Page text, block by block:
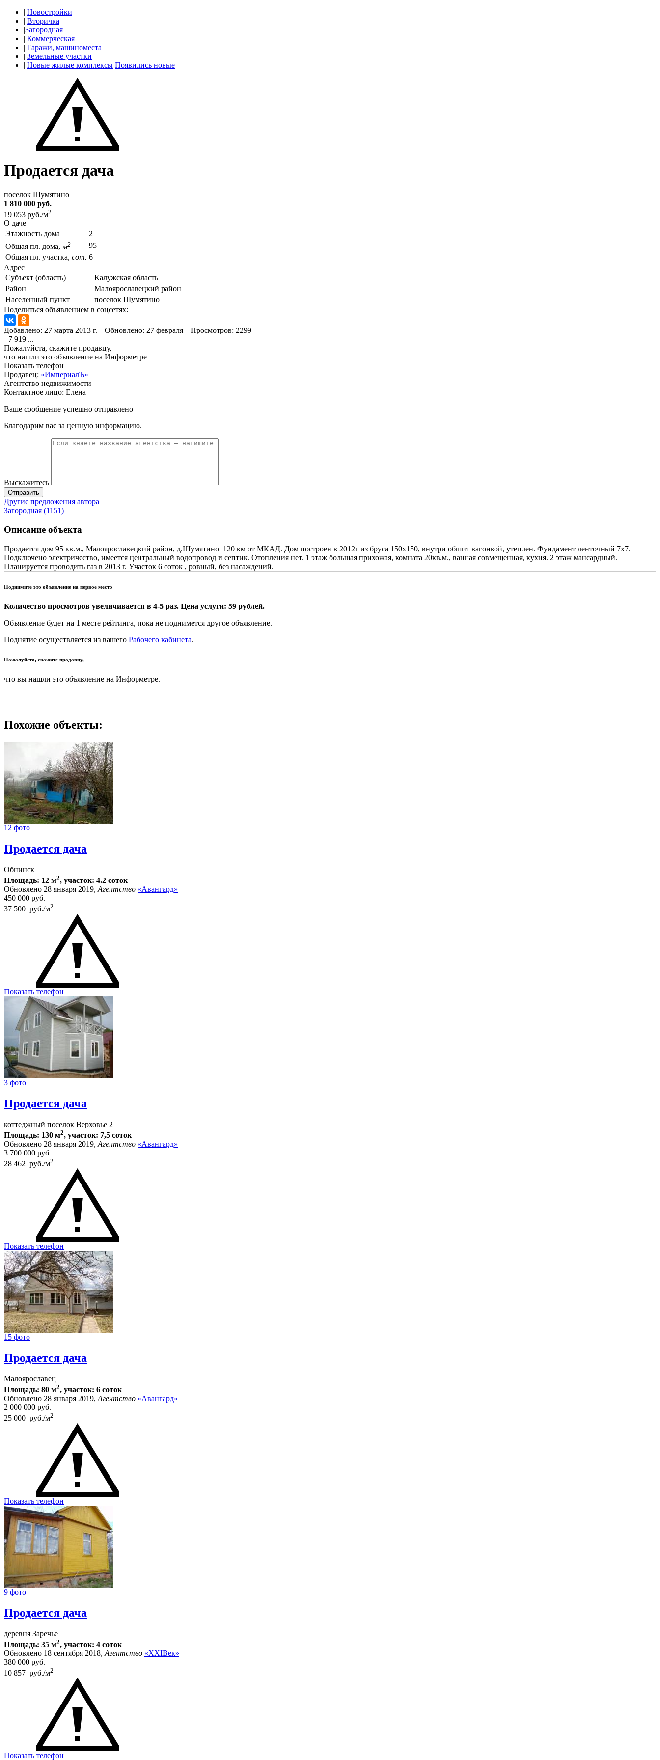
| Новостройки
| Вторичка
|Загородная
| Коммерческая
| Гаражи, машиноместа
| Земельные участки
| Новые жилые комплексы Появились новые
Продается дача
поселок Шумятино
1 810 000 руб.
19 053 руб./м2
О даче
Этажность дома
2
Общая пл. дома, м2
95
Общая пл. участка, сот. 6
Адрес
Субъект (область)
Калужская область
Район
Малоярославецкий район
Населенный пункт
поселок Шумятино
Поделиться объявлением в соцсетях:
Добавлено: 27 марта 2013 г. | Обновлено: 27 февраля | Просмотров: 2299
+7 919 ...
Пожалуйста, скажите продавцу,
что нашли это объявление на Информетре
Показать телефон
Продавец: «ИмпериалЪ»
Агентство недвижимости
Контактное лицо: Елена
Ваше сообщение успешно отправлено
Благодарим вас за ценную информацию.
Выскажитесь
Отправить
Другие предложения автора
Загородная (1151)
Описание объекта
Продается дом 95 кв.м., Малоярославецкий район, д.Шумятино, 120 км от МКАД. Дом построен в 2012г из бруса 150х150, внутри обшит вагонкой, утеплен. Фундамент ленточный 7х7.
Подключено электричество, имеется центральный водопровод и септик. Отопления нет. 1 этаж большая прихожая, комната 20кв.м., ванная совмещенная, кухня. 2 этаж мансардный.
Планируется проводить газ в 2013 г. Участок 6 соток , ровный, без насаждений.
Поднимите это объявление на первое место
Количество просмотров увеличивается в 4-5 раз. Цена услуги: 59 рублей.
Объявление будет на 1 месте рейтинга, пока не поднимется другое объявление.
Поднятие осуществляется из вашего Рабочего кабинета.
Пожалуйста, скажите продавцу,
что вы нашли это объявление на Информетре.
Похожие объекты:
12 фото
Продается дача
Обнинск
Площадь: 12 м2, участок: 4.2 соток
Обновлено 28 января 2019,Агентство «Авангард»
450 000 руб.
37 500 руб./м2
Показать телефон
3 фото
Продается дача
коттеджный поселок Верховье 2
Площадь: 130 м2, участок: 7,5 соток
Обновлено 28 января 2019, Агентство «Авангард»
3 700 000 руб.
28 462 руб./м2
Показать телефон
15 фото
Продается дача
Малоярославец
Площадь: 80 м2, участок: 6 соток
Обновлено 28 января 2019,Агентство «Авангард»
2 000 000 руб.
25 000 руб./м2
Показать телефон
9 фото
Продается дача
деревня Заречье
Площадь: 35 м2, участок: 4 соток
Обновлено 18 сентября 2018, Агентство «XXIВек»
380 000 руб.
10 857 руб./м2
Показать телефон